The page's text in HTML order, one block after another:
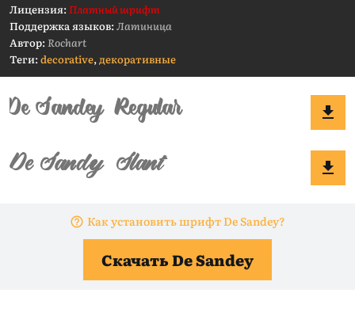
Лицензия:Платный шрифт
Поддержка языков:Латиница
Автор:Rochart
Теги:decorative,декоративные
Как установить шрифт De Sandey?
Скачать De Sandey